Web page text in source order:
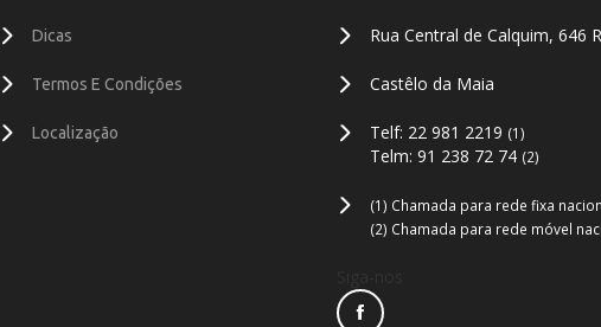
Dicas
Termos E Condições
Localização
Rua Central de Calquim, 646
Castêlo da Maia
Telf: 22 981 2219 (1)
Telm: 91 238 72 74 (2)
(1) Chamada para rede fixa
(2) Chamada para rede móvel